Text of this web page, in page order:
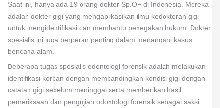
Saat ini, hanya ada 19 orang dokter Sp.OF di Indonesia. Mereka
adalah dokter gigi yang mengaplikasikan ilmu kedokteran gigi
untuk mengidentifikasi dan membantu penegakan hukum. Dokter
spesialis ini juga berperan penting dalam menangani kasus
bencana alam.
Beberapa tugas spesialis odontologi forensik adalah melakukan
identifikasi korban dengan membandingkan kondisi gigi dengan
catatan gigi sebelum meninggal serta memberikan hasil
pemeriksaan dan pengujian odontologi forensik sebagai saksi